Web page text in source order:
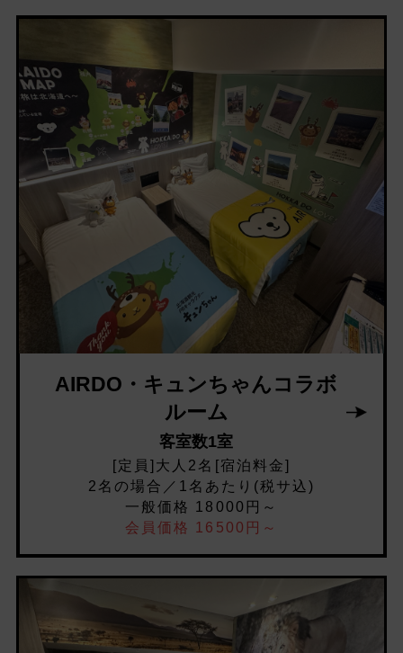
AIRDO・キュンちゃんコラボ
ルーム
客室数1室
[定員]大人2名[宿泊料金]
2名の場合／1名あたり(税サ込)
一般価格 18000円～
会員価格 16500円～